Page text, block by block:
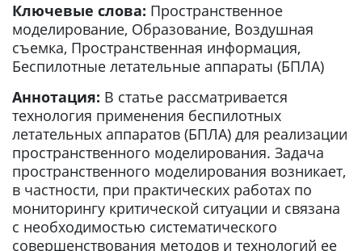
Ключевые слова: Пространственное
моделирование, Образование, Воздушная
съемка, Пространственная информация,
Беспилотные летательные аппараты (БПЛА)
Аннотация: В статье рассматривается
технология применения беспилотных
летательных аппаратов (БПЛА) для реализации
пространственного моделирования. Задача
пространственного моделирования возникает,
в частности, при практических работах по
мониторингу критической ситуации и связана
с необходимостью систематического
совершенствования методов и технологий ее